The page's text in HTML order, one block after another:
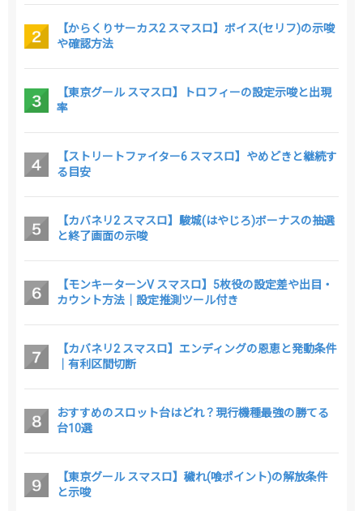
【からくりサーカス2 スマスロ】ボイス(セリフ)の示唆
や確認方法
【東京グール スマスロ】トロフィーの設定示唆と出現
率
【ストリートファイター6 スマスロ】やめどきと継続す
る目安
【カバネリ2 スマスロ】駿城(はやじろ)ボーナスの抽選
と終了画面の示唆
【モンキーターンV スマスロ】5枚役の設定差や出目・
カウント方法｜設定推測ツール付き
【カバネリ2 スマスロ】エンディングの恩恵と発動条件
｜有利区間切断
おすすめのスロット台はどれ？現行機種最強の勝てる
台10選
【東京グール スマスロ】穢れ(喰ポイント)の解放条件
と示唆